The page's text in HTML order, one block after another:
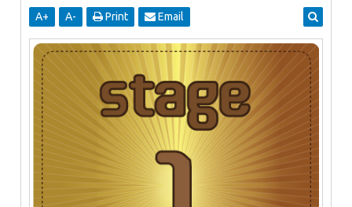
A+ A- Print Email